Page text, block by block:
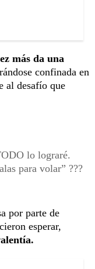
más da una
confinada en
al desafío que
lo lograré.
para volar” ???
por parte de
esperar,